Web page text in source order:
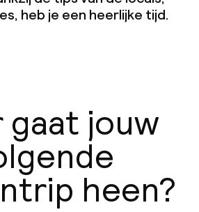
heb je een heerlijke tijd.
gaat jouw
heen?